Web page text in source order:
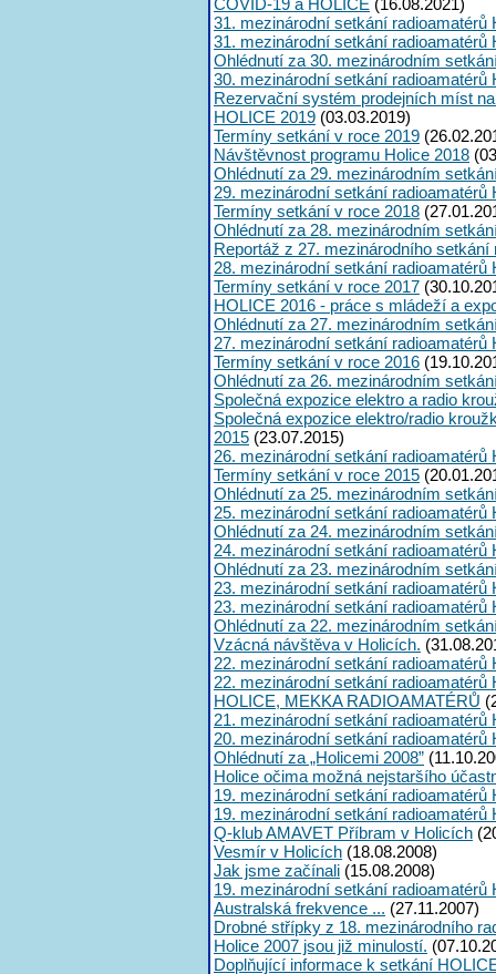
COVID-19 a HOLICE (16.08.2021)
31. mezinárodní setkání radioamatérů
31. mezinárodní setkání radioamatérů
Ohlédnutí za 30. mezinárodním
30. mezinárodní setkání radioamatérů
Rezervační systém prodejních míst
HOLICE 2019 (03.03.2019)
Termíny setkání v roce 2019
Návštěvnost programu Holice 2018
Ohlédnutí za 29. mezinárodním
29. mezinárodní setkání radioamatérů
Termíny setkání v roce 2018
Ohlédnutí za 28. mezinárodním
Reportáž z 27. mezinárodního setkání
28. mezinárodní setkání radioamatérů
Termíny setkání v roce 2017
HOLICE 2016 - práce s mládeží a
Ohlédnutí za 27. mezinárodním
27. mezinárodní setkání radioamatérů
Termíny setkání v roce 2016
Ohlédnutí za 26. mezinárodním
Společná expozice elektro a radio
Společná expozice elektro/radio
2015 (23.07.2015)
26. mezinárodní setkání radioamatérů
Termíny setkání v roce 2015
Ohlédnutí za 25. mezinárodním
25. mezinárodní setkání radioamatérů
Ohlédnutí za 24. mezinárodním
24. mezinárodní setkání radioamatérů
Ohlédnutí za 23. mezinárodním
23. mezinárodní setkání
23. mezinárodní setkání radioamatérů
Ohlédnutí za 22. mezinárodním
Vzácná návštěva v Holicích.
22. mezinárodní setkání
22. mezinárodní setkání radioamatérů
HOLICE, MEKKA RADIOAMATÉRŮ
21. mezinárodní setkání radioamatérů
20. mezinárodní setkání radioamatérů
Ohlédnutí za „Holicemi 2008”
Holice očima možná nejstaršího
19. mezinárodní setkání radioamatérů
19. mezinárodní setkání
Q-klub AMAVET Příbram v Holicích
Vesmír v Holicích (18.08.2008)
Jak jsme začínali (15.08.2008)
19. mezinárodní setkání
Australská frekvence ... (27.11.2007)
Drobné střípky z 18. mezinárodního
Holice 2007 jsou již minulostí.
Doplňující informace k setkání